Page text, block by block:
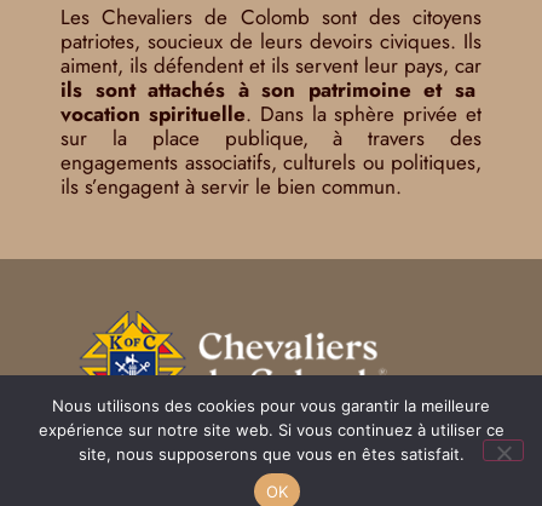
Les Chevaliers de Colomb sont des citoyens
patriotes, soucieux de leurs devoirs civiques. Ils
aiment, ils défendent et ils servent leur pays, car
ils sont attachés à son patrimoine et sa
vocation spirituelle. Dans la sphère privée et
sur la place publique, à travers des
engagements associatifs, culturels ou politiques,
ils s’engagent à servir le bien commun.
Mentions légales
Nous utilisons des cookies pour vous garantir la meilleure
expérience sur notre site web. Si vous continuez à utiliser ce
site, nous supposerons que vous en êtes satisfait.
OK